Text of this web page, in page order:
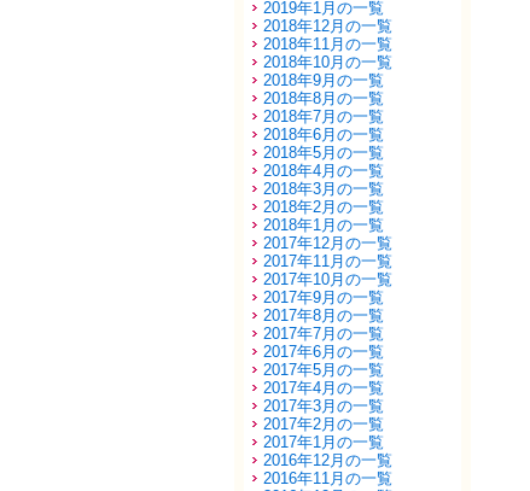
2019年1月の一覧
2018年12月の一覧
2018年11月の一覧
2018年10月の一覧
2018年9月の一覧
2018年8月の一覧
2018年7月の一覧
2018年6月の一覧
2018年5月の一覧
2018年4月の一覧
2018年3月の一覧
2018年2月の一覧
2018年1月の一覧
2017年12月の一覧
2017年11月の一覧
2017年10月の一覧
2017年9月の一覧
2017年8月の一覧
2017年7月の一覧
2017年6月の一覧
2017年5月の一覧
2017年4月の一覧
2017年3月の一覧
2017年2月の一覧
2017年1月の一覧
2016年12月の一覧
2016年11月の一覧